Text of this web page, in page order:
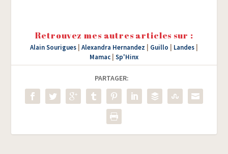
Retrouvez mes autres articles sur :
Alain Sourigues Alexandra Hernandez Guillo Landes
Mamac Sp'Hinx
PARTAGER: